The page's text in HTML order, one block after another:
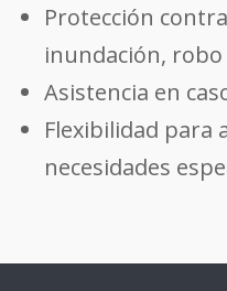
Protección
inundación,
Asistencia en
Flexibilidad para
necesidades